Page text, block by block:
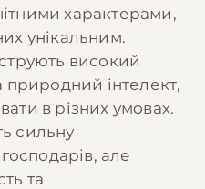
характерами,
унікальним.
високий
природний інтелект,
в різних умовах.
сильну
але
та